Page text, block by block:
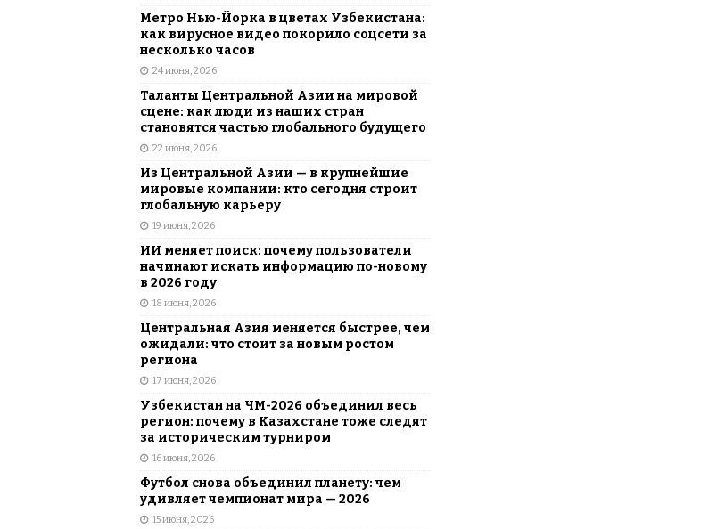
Метро Нью-Йорка в цветах Узбекистана:
как вирусное видео покорило соцсети за
несколько часов
24 июня, 2026
Таланты Центральной Азии на мировой
сцене: как люди из наших стран
становятся частью глобального будущего
22 июня, 2026
Из Центральной Азии — в крупнейшие
мировые компании: кто сегодня строит
глобальную карьеру
19 июня, 2026
ИИ меняет поиск: почему пользователи
начинают искать информацию по-новому
в 2026 году
18 июня, 2026
Центральная Азия меняется быстрее, чем
ожидали: что стоит за новым ростом
региона
17 июня, 2026
Узбекистан на ЧМ-2026 объединил весь
регион: почему в Казахстане тоже следят
за историческим турниром
16 июня, 2026
Футбол снова объединил планету: чем
удивляет чемпионат мира — 2026
15 июня, 2026